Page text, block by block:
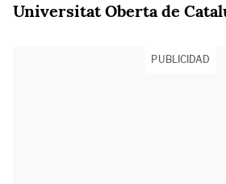
Universitat Oberta de
PUBLICIDAD